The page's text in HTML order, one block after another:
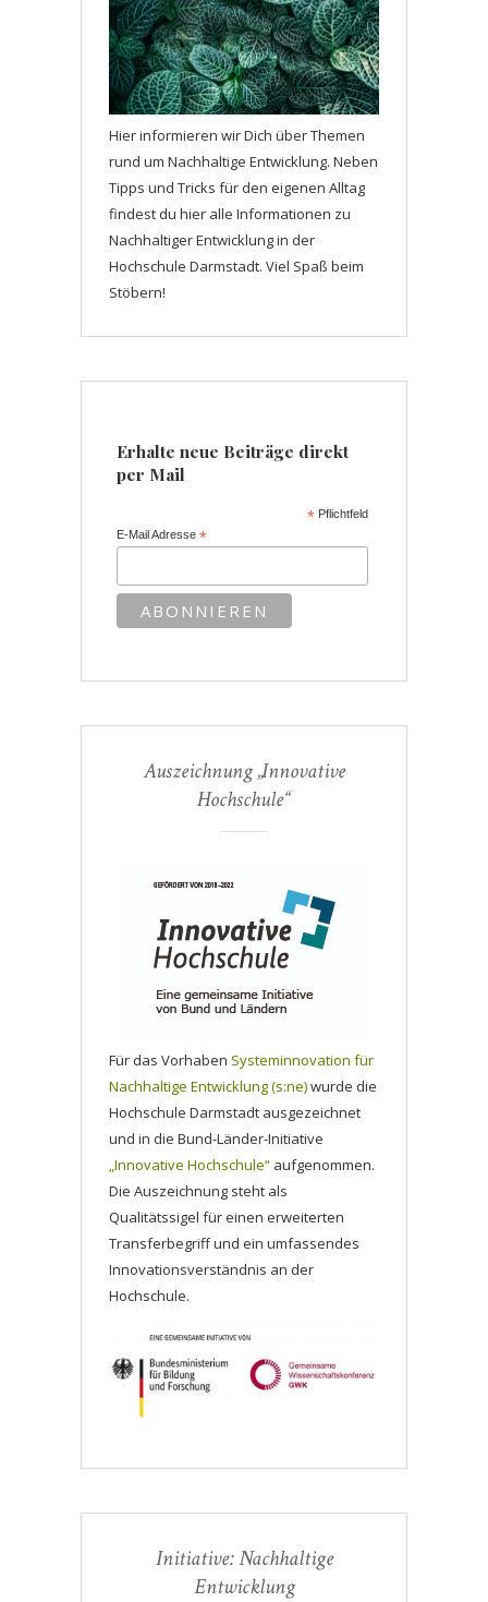
Hier informieren wir Dich über Themen
rund um Nachhaltige Entwicklung. Neben
Tipps und Tricks für den eigenen Alltag
findest du hier alle Informationen zu
Nachhaltiger Entwicklung in der
Hochschule Darmstadt. Viel Spaß beim
Stöbern!
Erhalte neue Beiträge direkt
per Mail
* Pflichtfeld
E-Mail Adresse*
Auszeichnung „Innovative
Hochschule“
Für das Vorhaben Systeminnovation für
Nachhaltige Entwicklung (s:ne)wurde die
Hochschule Darmstadt ausgezeichnet
und in die Bund-Länder-Initiative
„Innovative Hochschule“ aufgenommen.
Die Auszeichnung steht als
Qualitätssigel für einen erweiterten
Transferbegriff und ein umfassendes
Innovationsverständnis an der
Hochschule.
Initiative: Nachhaltige
Entwicklung